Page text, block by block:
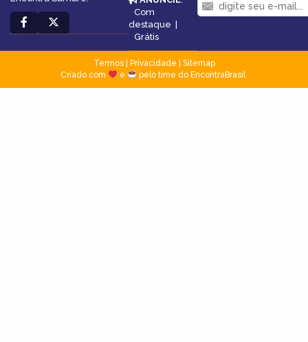
Com
destaque |
Grátis
Termos| Privacidade
Sitemap
Criado com
e pelo time do EncontraBrasil